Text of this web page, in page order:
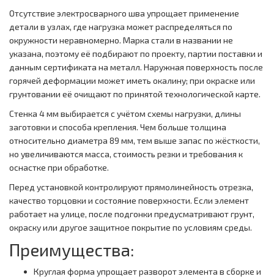
Отсутствие электросварного шва упрощает применение
детали в узлах, где нагрузка может распределяться по
окружности неравномерно. Марка стали в названии не
указана, поэтому её подбирают по проекту, партии поставки и
данным сертификата на металл. Наружная поверхность после
горячей деформации может иметь окалину; при окраске или
грунтовании её очищают по принятой технологической карте.
Стенка 4 мм выбирается с учётом схемы нагрузки, длины
заготовки и способа крепления. Чем больше толщина
относительно диаметра 89 мм, тем выше запас по жёсткости,
но увеличиваются масса, стоимость резки и требования к
оснастке при обработке.
Перед установкой контролируют прямолинейность отрезка,
качество торцовки и состояние поверхности. Если элемент
работает на улице, после подгонки предусматривают грунт,
окраску или другое защитное покрытие по условиям среды.
Преимущества:
Круглая форма упрощает разворот элемента в сборке и